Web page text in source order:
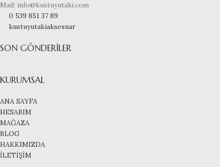
Mail: info@kustuyutaki.com
0 539 851 37 89
kustuyutakiaksesuar
SON GÖNDERILER
KURUMSAL
ANA SAYFA
HESABIM
MAĞAZA
BLOG
HAKKIMIZDA
İLETİŞİM